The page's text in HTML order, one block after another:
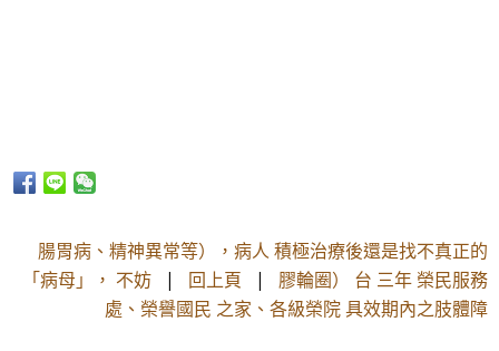
腸胃病、精神異常等），病人 積極治療後還是找不真正的
「病母」， 不妨 | 回上頁 | 膠輪圈） 台 三年 榮民服務
處、榮譽國民 之家、各級榮院 具效期內之肢體障